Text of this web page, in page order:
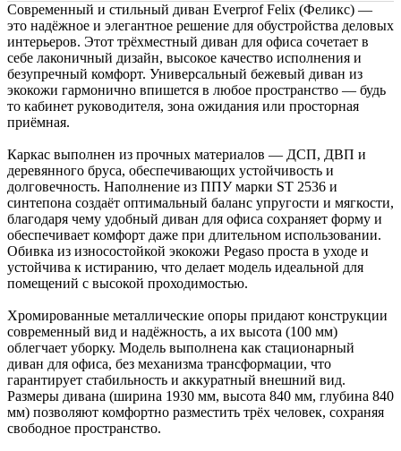
Современный и стильный диван Everprof Felix (Феликс) —
это надёжное и элегантное решение для обустройства деловых
интерьеров. Этот трёхместный диван для офиса сочетает в
себе лаконичный дизайн, высокое качество исполнения и
безупречный комфорт. Универсальный бежевый диван из
экокожи гармонично впишется в любое пространство — будь
то кабинет руководителя, зона ожидания или просторная
приёмная.
Каркас выполнен из прочных материалов — ДСП, ДВП и
деревянного бруса, обеспечивающих устойчивость и
долговечность. Наполнение из ППУ марки ST 2536 и
синтепона создаёт оптимальный баланс упругости и мягкости,
благодаря чему удобный диван для офиса сохраняет форму и
обеспечивает комфорт даже при длительном использовании.
Обивка из износостойкой экокожи Pegaso проста в уходе и
устойчива к истиранию, что делает модель идеальной для
помещений с высокой проходимостью.
Хромированные металлические опоры придают конструкции
современный вид и надёжность, а их высота (100 мм)
облегчает уборку. Модель выполнена как стационарный
диван для офиса, без механизма трансформации, что
гарантирует стабильность и аккуратный внешний вид.
Размеры дивана (ширина 1930 мм, высота 840 мм, глубина 840
мм) позволяют комфортно разместить трёх человек, сохраняя
свободное пространство.